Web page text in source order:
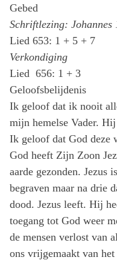
Gebed
Schriftlezing: Johannes
Lied 653: 1 + 5 + 7
Verkondiging
Lied 656: 1 + 3
Geloofsbelijdenis
Ik geloof dat ik nooit
mijn hemelse Vader.
Ik geloof dat God deze
God heeft Zijn Zoon
aarde gezonden. Jezus
begraven maar na drie
dood. Jezus leeft. Hij
toegang tot God weer
de mensen verlost van
ons vrijgemaakt van